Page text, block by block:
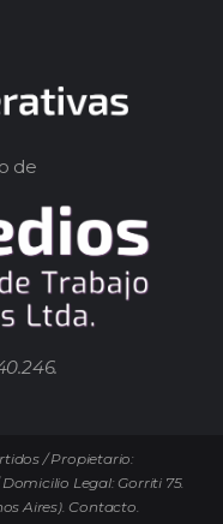
de
/ Propietario:
Legal: Gorriti 75.
Aires). Contacto.